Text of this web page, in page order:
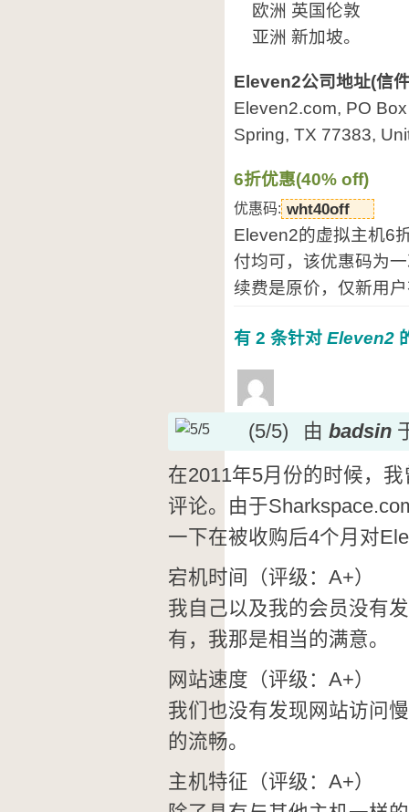
欧洲 英国伦敦
亚洲 新加坡。
Eleven2公司地址(信
Eleven2.com, PO
Spring, TX 77383,
6折优惠(40% off)
优惠码: wht40off
Eleven2的虚拟主机6
付均可，该优惠码为
续费是原价，仅新用
有 2 条针对 Eleven2
(5/5) 由 badsin
在2011年5月份的时候，
评论。由于
一下在被收购后4个月对
宕机时间（评级：A+）
我自己以及我的会员没有
有，我那是相当的满意。
网站速度（评级：A+）
我们也没有发现网站访问
的流畅。
主机特征（评级：A+）